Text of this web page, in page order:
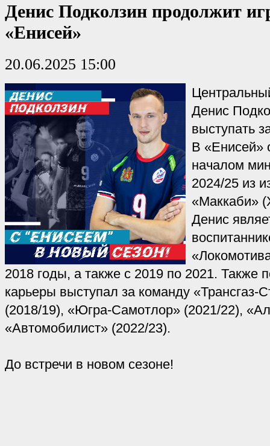
Денис Подколзин продолжит
«Енисей»
20.06.2025 15:00
Денис
выступать
В «Енисей»
началом
2024/25 из
«Маккаби»
Денис
2018 годы, а также с 2019 по 2021. Также
карьеры выступал за команду «Трансгаз-
(2018/19), «Югра-Самотлор» (2021/22),
«Автомобилист» (2022/23).
До встречи в новом сезоне!